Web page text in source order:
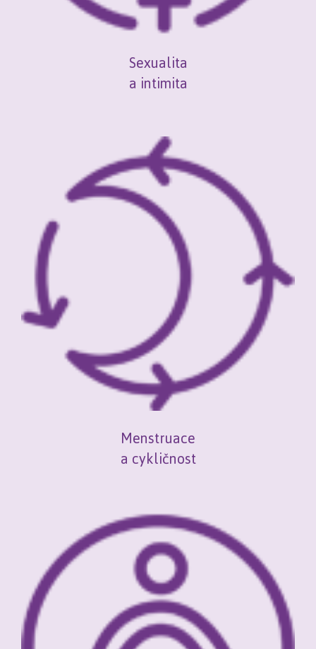
Sexualita
a intimita
Menstruace
a cykličnost